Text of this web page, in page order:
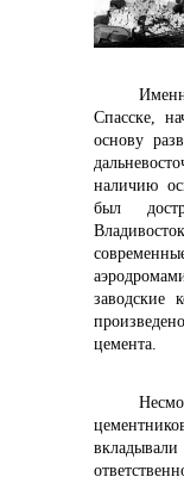
Спасске,
основу
наличию
был
заводские
цемента.